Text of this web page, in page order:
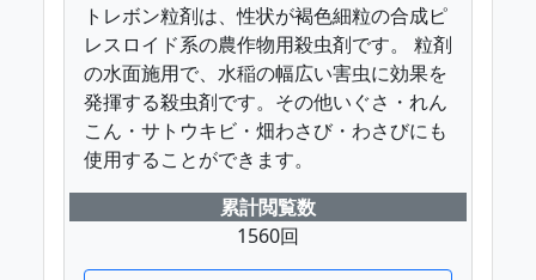
トレボン粒剤は、性状が褐色細粒の合成ピ
レスロイド系の農作物用殺虫剤です。 粒剤
の水面施用で、水稲の幅広い害虫に効果を
発揮する殺虫剤です。その他いぐさ・れん
こん・サトウキビ・畑わさび・わさびにも
使用することができます。
累計閲覧数
1560回